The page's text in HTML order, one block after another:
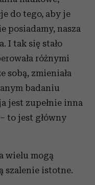
do tego, aby je
posiadamy, nasza
I tak się stało
różnymi
sobą, zmieniała
badaniu
jest zupełnie inna
to jest główny
wielu mogą
szalenie istotne.